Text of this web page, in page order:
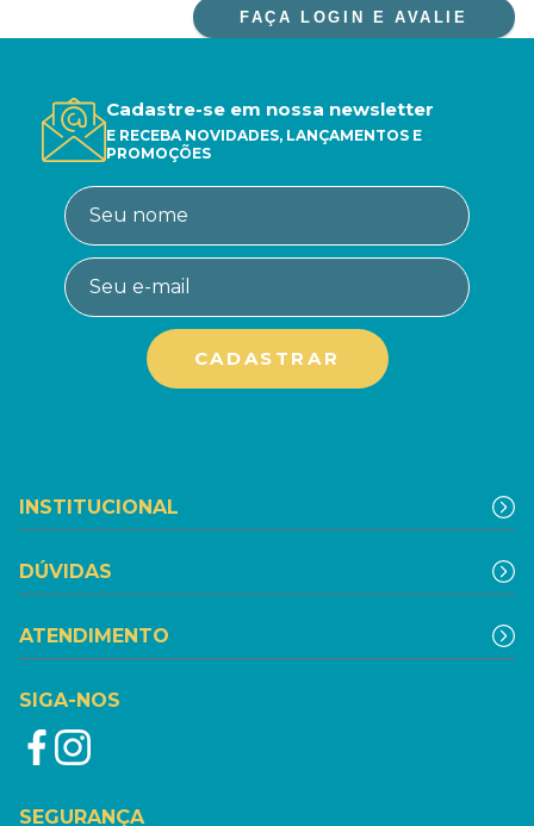
FAÇA LOGIN E AVALIE
Cadastre-se em nossa newsletter
E RECEBA NOVIDADES, LANÇAMENTOS E
PROMOÇÕES
INSTITUCIONAL
DÚVIDAS
ATENDIMENTO
SIGA-NOS
SEGURANÇA